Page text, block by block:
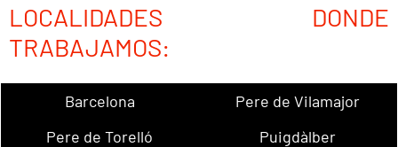
LOCALIDADES DONDE
TRABAJAMOS:
Barcelona
Pere de Vilamajor
Pere de Torelló
Puigdàlber